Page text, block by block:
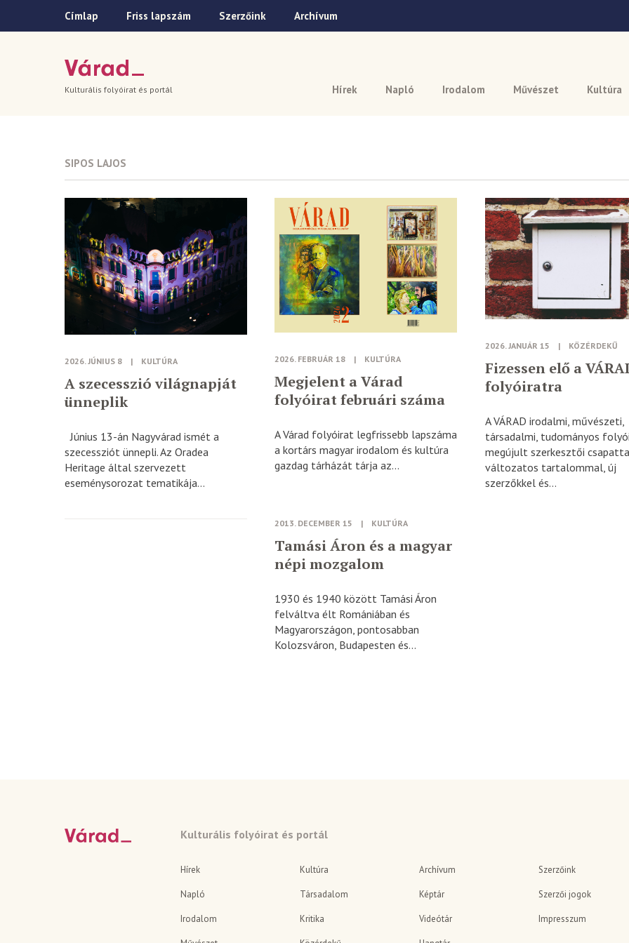
Címlap Friss lapszám Szerzőink Archívum
Hírek Napló Irodalom Művészet Kultúra
Kulturális folyóirat és portál
SIPOS LAJOS
2026. JÚNIUS 8 | KULTÚRA
A szecesszió világnapját
ünneplik
Június 13-án Nagyvárad ismét a
szecessziót ünnepli. Az Oradea
Heritage által szervezett
eseménysorozat tematikája...
2026. FEBRUÁR 18 | KULTÚRA
Megjelent a Várad
folyóirat februári száma
A Várad folyóirat legfrissebb lapszáma
a kortárs magyar irodalom és kultúra
gazdag tárházát tárja az...
2026. JANUÁR 15 | KÖZÉRDEKŰ
Fizessen elő a
folyóiratra
A VÁRAD irodalmi, művészeti,
társadalmi, tudományos
megújult szerkesztői
változatos tartalommal, új
szerzőkkel és...
2013. DECEMBER 15 | KULTÚRA
Tamási Áron és a magyar
népi mozgalom
1930 és 1940 között Tamási Áron
felváltva élt Romániában és
Magyarországon, pontosabban
Kolozsváron, Budapesten és...
Kulturális folyóirat és portál
Hírek
Napló
Irodalom
Kultúra
Társadalom
Kritika
Archívum
Képtár
Videótár
Szerzőink
Szerzői jogok
Impresszum